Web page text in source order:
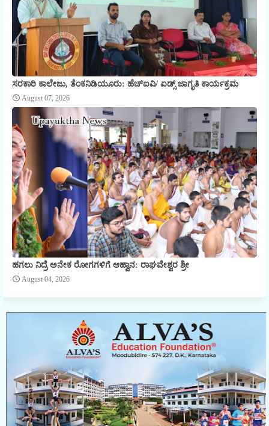
ಸರಕಾರಿ ಕಾಲೇಜು, ತೆಂಕನಿಡಿಯೂರು: ಹೆಚ್ಐವಿ/ ಏಡ್ಸ್ ಜಾಗೃತಿ ಕಾರ್ಯಕ್ರಮ
August 07, 2026
ಹಗಲು ನಿದ್ರೆ ಅನೇಕ ರೋಗಗಳಿಗೆ ಆಹ್ವಾನ: ರಾಘವೇಶ್ವರ ಶ್ರೀ
August 04, 2026